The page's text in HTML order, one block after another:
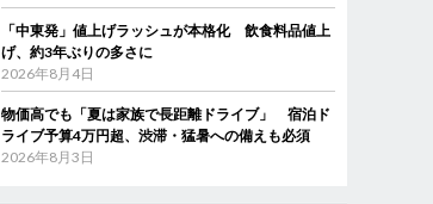
「中東発」値上げラッシュが本格化 飲食料品値上
げ、約3年ぶりの多さに
2026年8月4日
物価高でも「夏は家族で長距離ドライブ」 宿泊ド
ライブ予算4万円超、渋滞・猛暑への備えも必須
2026年8月3日